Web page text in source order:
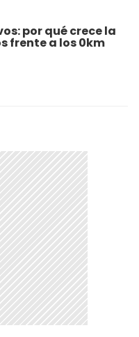
por qué crece la
frente a los 0km